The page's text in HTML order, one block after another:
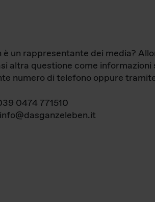
è un rappresentante dei media?
altra questione come informazioni
numero di telefono oppure
0474 771510